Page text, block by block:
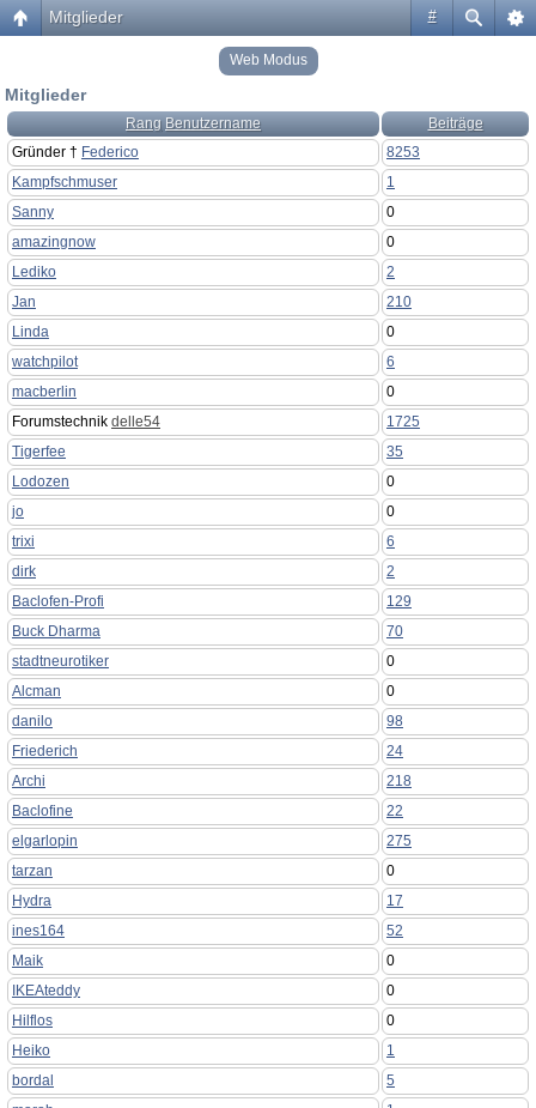
#
Mitglieder
Web Modus
Mitglieder
Rang Benutzername
Beiträge
Gründer † Federico
8253
Kampfschmuser
1
Sanny
0
amazingnow
0
Lediko
2
Jan
210
Linda
0
watchpilot
6
macberlin
0
Forumstechnik delle54
1725
Tigerfee
35
Lodozen
0
jo
0
trixi
6
dirk
2
Baclofen-Profi
129
Buck Dharma
70
stadtneurotiker
0
Alcman
0
danilo
98
Friederich
24
Archi
218
Baclofine
22
elgarlopin
275
tarzan
0
Hydra
17
ines164
52
Maik
0
IKEAteddy
0
Hilflos
0
Heiko
1
bordal
5